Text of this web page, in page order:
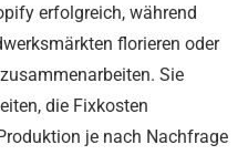
erfolgreich, während
florieren oder
Sie
die Fixkosten
je nach Nachfrage